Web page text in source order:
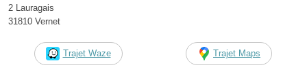
2 Lauragais
31810 Vernet
Trajet Waze Trajet Maps